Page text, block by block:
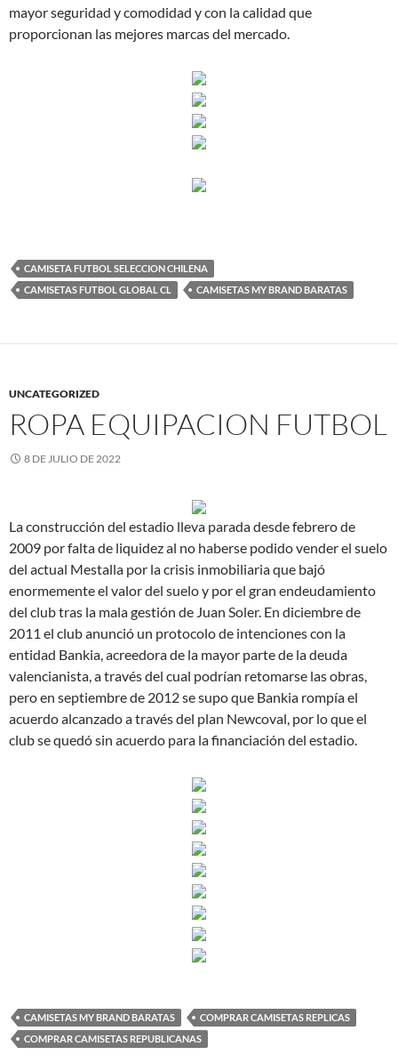
mayor seguridad y comodidad y con la calidad que
proporcionan las mejores marcas del mercado.
CAMISETA FUTBOL SELECCION CHILENA
CAMISETAS FUTBOL GLOBAL CL
CAMISETAS MY BRAND BARATAS
UNCATEGORIZED
ROPA EQUIPACION FUTBOL
8 DE JULIO DE 2022
La construcción del estadio lleva parada desde febrero de
2009 por falta de liquidez al no haberse podido vender el suelo
del actual Mestalla por la crisis inmobiliaria que bajó
enormemente el valor del suelo y por el gran endeudamiento
del club tras la mala gestión de Juan Soler. En diciembre de
2011 el club anunció un protocolo de intenciones con la
entidad Bankia, acreedora de la mayor parte de la deuda
valencianista, a través del cual podrían retomarse las obras,
pero en septiembre de 2012 se supo que Bankia rompía el
acuerdo alcanzado a través del plan Newcoval, por lo que el
club se quedó sin acuerdo para la financiación del estadio.
CAMISETAS MY BRAND BARATAS
COMPRAR CAMISETAS REPLICAS
COMPRAR CAMISETAS REPUBLICANAS